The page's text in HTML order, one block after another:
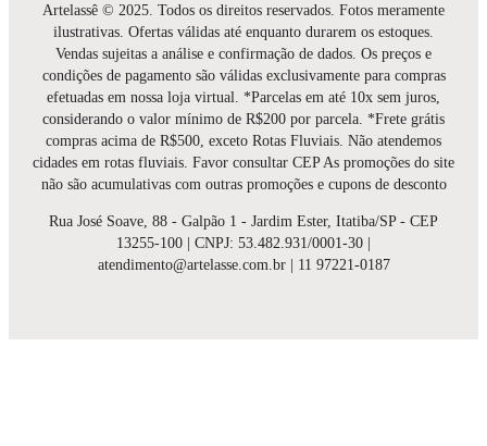
Artelassê © 2025. Todos os direitos reservados. Fotos meramente
ilustrativas. Ofertas válidas até enquanto durarem os estoques.
Vendas sujeitas a análise e confirmação de dados. Os preços e
condições de pagamento são válidas exclusivamente para compras
efetuadas em nossa loja virtual. *Parcelas em até 10x sem juros,
considerando o valor mínimo de R$200 por parcela. *Frete grátis
compras acima de R$500, exceto Rotas Fluviais. Não atendemos
cidades em rotas fluviais. Favor consultar CEP As promoções do site
não são acumulativas com outras promoções e cupons de desconto
Rua José Soave, 88 - Galpão 1 - Jardim Ester, Itatiba/SP - CEP
13255-100 | CNPJ: 53.482.931/0001-30 |
atendimento@artelasse.com.br | 11 97221-0187